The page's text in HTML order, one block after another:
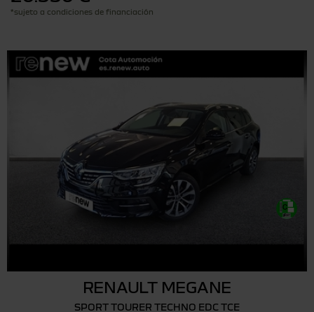
*sujeto a condiciones de financiación
RENAULT MEGANE
SPORT TOURER TECHNO EDC TCE